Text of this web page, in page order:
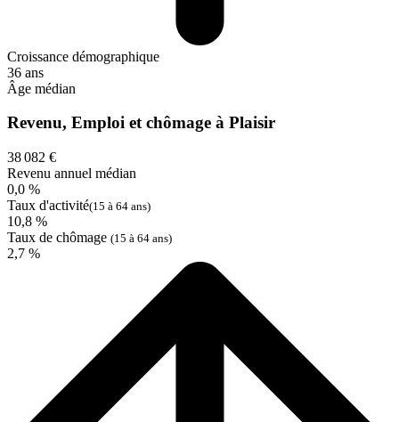
Croissance démographique
36 ans
Âge médian
Revenu, Emploi et chômage à Plaisir
38 082 €
Revenu annuel médian
0,0 %
Taux d'activité(15 à 64 ans)
10,8 %
Taux de chômage (15 à 64 ans)
2,7 %